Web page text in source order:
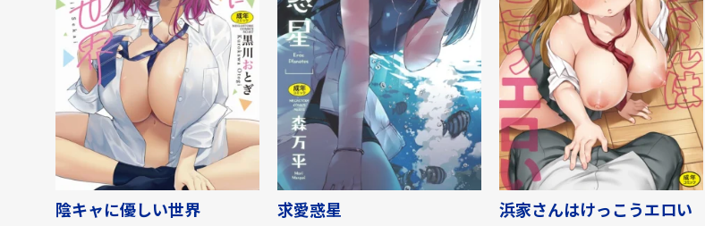
陰キャに優しい世界 求愛惑星 浜家さんはけっこうエロい